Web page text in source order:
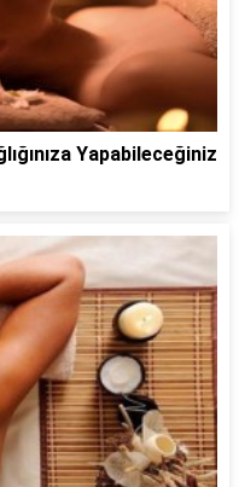
Yapabileceğiniz